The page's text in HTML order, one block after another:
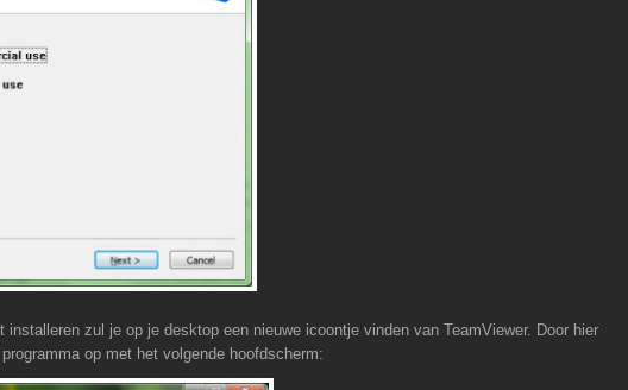
zul je op je desktop een nieuwe icoontje vinden van TeamViewer. Door hier
op met het volgende hoofdscherm: